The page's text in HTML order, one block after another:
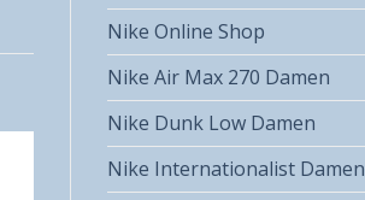
Nike Online Shop
Nike Air Max 270 Damen
Nike Dunk Low Damen
Nike Internationalist Damen